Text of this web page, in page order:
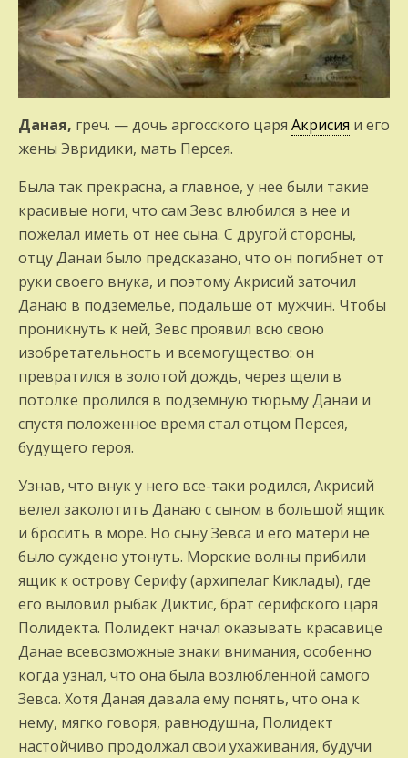
Даная, греч. — дочь аргосского царя Акрисия и его
жены Эвридики, мать Персея.
Была так прекрасна, а главное, у нее были такие
красивые ноги, что сам Зевс влюбился в нее и
пожелал иметь от нее сына. С другой стороны,
отцу Данаи было предсказано, что он погибнет от
руки своего внука, и поэтому Акрисий заточил
Данаю в подземелье, подальше от мужчин. Чтобы
проникнуть к ней, Зевс проявил всю свою
изобретательность и всемогущество: он
превратился в золотой дождь, через щели в
потолке пролился в подземную тюрьму Данаи и
спустя положенное время стал отцом Персея,
будущего героя.
Узнав, что внук у него все-таки родился, Акрисий
велел заколотить Данаю с сыном в большой ящик
и бросить в море. Но сыну Зевса и его матери не
было суждено утонуть. Морские волны прибили
ящик к острову Серифу (архипелаг Киклады), где
его выловил рыбак Диктис, брат серифского царя
Полидекта. Полидект начал оказывать красавице
Данае всевозможные знаки внимания, особенно
когда узнал, что она была возлюбленной самого
Зевса. Хотя Даная давала ему понять, что она к
нему, мягко говоря, равнодушна, Полидект
настойчиво продолжал свои ухаживания, будучи